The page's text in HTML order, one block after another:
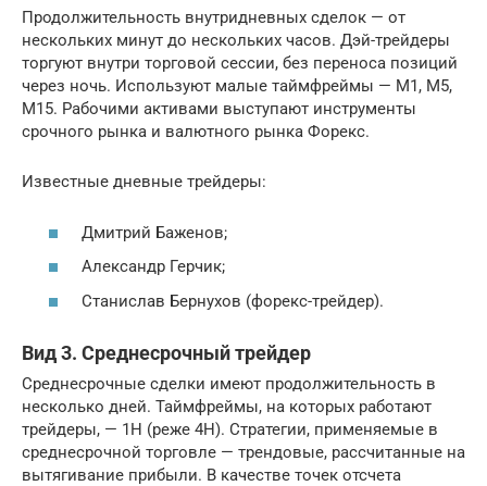
Продолжительность внутридневных сделок — от
нескольких минут до нескольких часов. Дэй-трейдеры
торгуют внутри торговой сессии, без переноса позиций
через ночь. Используют малые таймфреймы — M1, M5,
M15. Рабочими активами выступают инструменты
срочного рынка и валютного рынка Форекс.
Известные дневные трейдеры:
Дмитрий Баженов;
Александр Герчик;
Станислав Бернухов (форекс-трейдер).
Вид 3. Среднесрочный трейдер
Среднесрочные сделки имеют продолжительность в
несколько дней. Таймфреймы, на которых работают
трейдеры, — 1H (реже 4H). Стратегии, применяемые в
среднесрочной торговле — трендовые, рассчитанные на
вытягивание прибыли. В качестве точек отсчета